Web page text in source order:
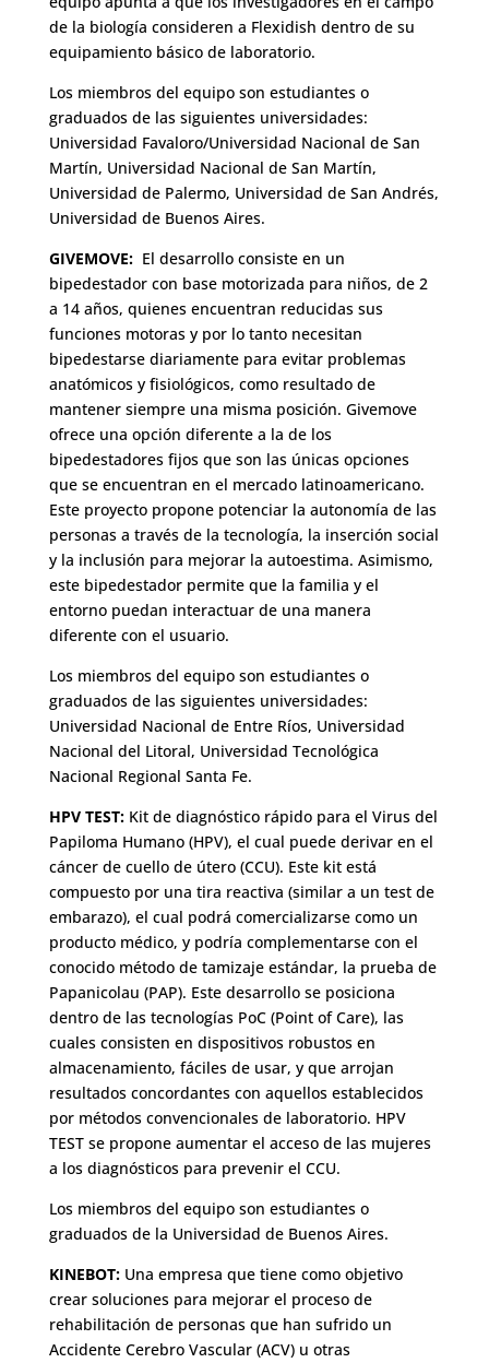
de la biología consideren a Flexidish dentro de su
equipamiento básico de laboratorio.
Los miembros del equipo son estudiantes o
graduados de las siguientes universidades:
Universidad Favaloro/Universidad Nacional de San
Martín, Universidad Nacional de San Martín,
Universidad de Palermo, Universidad de San Andrés,
Universidad de Buenos Aires.
GIVEMOVE: El desarrollo consiste en un
bipedestador con base motorizada para niños, de 2
a 14 años, quienes encuentran reducidas sus
funciones motoras y por lo tanto necesitan
bipedestarse diariamente para evitar problemas
anatómicos y fisiológicos, como resultado de
mantener siempre una misma posición. Givemove
ofrece una opción diferente a la de los
bipedestadores fijos que son las únicas opciones
que se encuentran en el mercado latinoamericano.
Este proyecto propone potenciar la autonomía de las
personas a través de la tecnología, la inserción social
y la inclusión para mejorar la autoestima. Asimismo,
este bipedestador permite que la familia y el
entorno puedan interactuar de una manera
diferente con el usuario.
Los miembros del equipo son estudiantes o
graduados de las siguientes universidades:
Universidad Nacional de Entre Ríos, Universidad
Nacional del Litoral, Universidad Tecnológica
Nacional Regional Santa Fe.
HPV TEST:Kit de diagnóstico rápido para el Virus del
Papiloma Humano (HPV), el cual puede derivar en el
cáncer de cuello de útero (CCU). Este kit está
compuesto por una tira reactiva (similar a un test de
embarazo), el cual podrá comercializarse como un
producto médico, y podría complementarse con el
conocido método de tamizaje estándar, la prueba de
Papanicolau (PAP). Este desarrollo se posiciona
dentro de las tecnologías PoC (Point of Care), las
cuales consisten en dispositivos robustos en
almacenamiento, fáciles de usar, y que arrojan
resultados concordantes con aquellos establecidos
por métodos convencionales de laboratorio. HPV
TEST se propone aumentar el acceso de las mujeres
a los diagnósticos para prevenir el CCU.
Los miembros del equipo son estudiantes o
graduados de la Universidad de Buenos Aires.
KINEBOT:Una empresa que tiene como objetivo
crear soluciones para mejorar el proceso de
rehabilitación de personas que han sufrido un
Accidente Cerebro Vascular (ACV) u otras